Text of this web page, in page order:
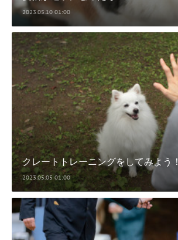
2023.05.10 01:00
クレートトレーニングをしてみよう！
2023.05.05 01:00